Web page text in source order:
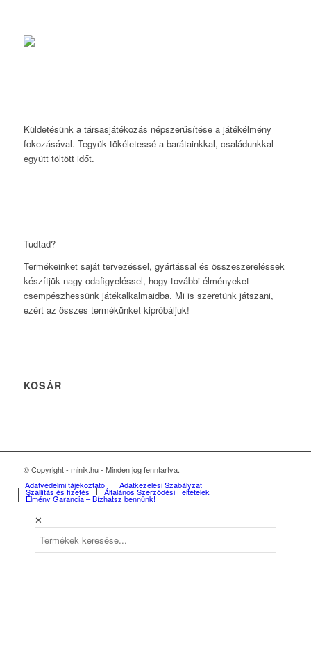
Küldetésünk a társasjátékozás népszerűsítése a játékélmény
fokozásával. Tegyük tökéletessé a barátainkkal, családunkkal
együtt töltött időt.
Tudtad?
Termékeinket saját tervezéssel, gyártással és összeszereléssek
készítjük nagy odafigyeléssel, hogy további élményeket
csempészhessünk játékalkalmaidba. Mi is szeretünk játszani,
ezért az összes termékünket kipróbáljuk!
KOSÁR
© Copyright - minik.hu - Minden jog fenntartva.
Adatvédelmi tájékoztató
Adatkezelési Szabályzat
Szállítás és fizetés Általános Szerződési Feltételek
Élmény Garancia – Bízhatsz bennünk!
✕